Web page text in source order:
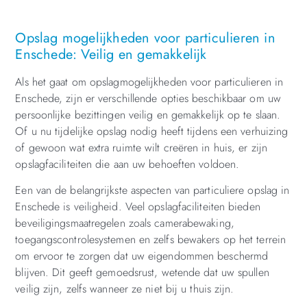
Opslag mogelijkheden voor particulieren in
Enschede: Veilig en gemakkelijk
Als het gaat om opslagmogelijkheden voor particulieren in
Enschede, zijn er verschillende opties beschikbaar om uw
persoonlijke bezittingen veilig en gemakkelijk op te slaan.
Of u nu tijdelijke opslag nodig heeft tijdens een verhuizing
of gewoon wat extra ruimte wilt creëren in huis, er zijn
opslagfaciliteiten die aan uw behoeften voldoen.
Een van de belangrijkste aspecten van particuliere opslag in
Enschede is veiligheid. Veel opslagfaciliteiten bieden
beveiligingsmaatregelen zoals camerabewaking,
toegangscontrolesystemen en zelfs bewakers op het terrein
om ervoor te zorgen dat uw eigendommen beschermd
blijven. Dit geeft gemoedsrust, wetende dat uw spullen
veilig zijn, zelfs wanneer ze niet bij u thuis zijn.